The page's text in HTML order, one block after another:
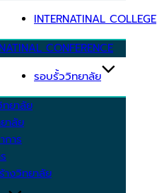
INTERNATINAL COLLEGE
CONFERENCE
รอบรั้ววิทยาลัย
ทยาลัย
าลัย
การ
างวิทยาลัย